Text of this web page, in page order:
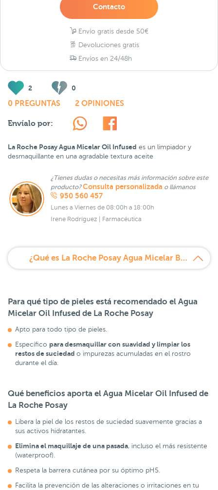
Contacto
Envío gratis desde 50€
Devoluciones gratis
Envíos en 24/48h
2 0
0 PREGUNTAS 2 OPINIONES
Envíalo por:
La Roche Posay Agua Micelar Oil Infused es un limpiador y
desmaquillante en una agradable textura aceite
¿Tienes dudas o necesitas más información sobre este
producto?Consulta personalizada o llámanos
950 560 457
Lunes a Viernes de 08:00h a 18:00h
Irene Rodríguez | Farmacéutica
¿Qué es La Roche Posay Agua Micelar Bifasica Oil Infused 400 ml?
Para qué tipo de pieles está recomendado el Agua
Micelar Oil Infused de La Roche Posay
Apto para todo tipo de pieles.
Específico para desmaquillar con suavidad y limpiar los
restos de suciedad o impurezas acumuladas en el rostro
durante el día.
Qué beneficios aporta el Agua Micelar Oil Infused de
La Roche Posay
Libera la piel de los restos de suciedad suavemente gracias a
sus activos hidratantes.
Elimina el maquillaje de una pasada, incluso el más resistente
(waterproof).
Respeta la barrera cutánea por su óptimo pH5.
Facilita la prevención de las alteraciones o irritaciones en tu